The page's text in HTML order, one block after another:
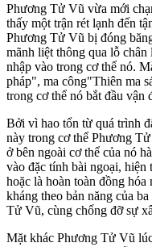
Phương Tử Vũ vừa mới
thấy một trận rét lạnh đến
Phương Tử Vũ bị đóng
mãnh liệt thông qua lỗ
nhập vào trong cơ thể nó.
pháp", ma công"Thiên ma
trong cơ thể nó bắt đầu vận
Bởi vì hao tổn từ quá trình
này trong cơ thể Phương
ở bên ngoài cơ thể của nó
vào đặc tính bài ngoại, hiện
hoặc là hoàn toàn đồng
kháng theo bản năng của
Tử Vũ, cùng chống đỡ sự
Mặt khác Phương Tử Vũ